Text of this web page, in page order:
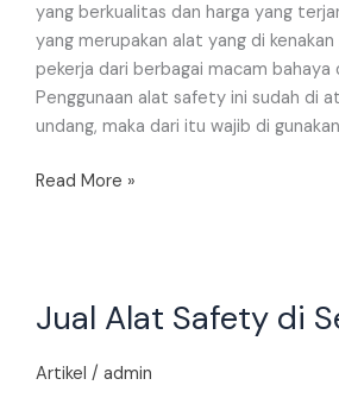
yang berkualitas dan harga yang
yang merupakan alat yang di
pekerja dari berbagai macam bahaya
Penggunaan alat safety ini sudah di
undang, maka dari itu wajib di gunakan
Read More »
Jual Alat Safety di
Artikel / admin
Alat
di